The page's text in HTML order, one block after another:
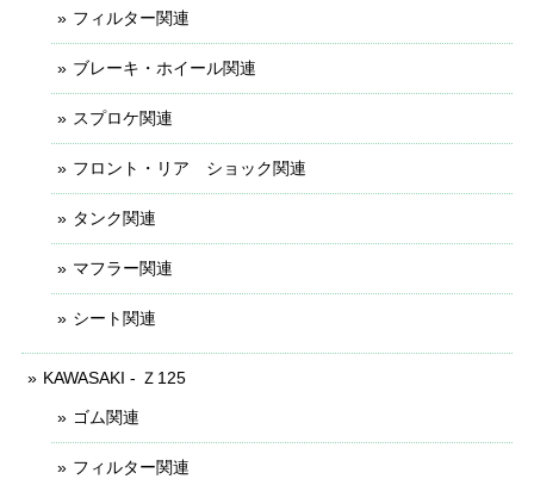
フィルター関連
ブレーキ・ホイール関連
スプロケ関連
フロント・リア ショック関連
タンク関連
マフラー関連
シート関連
KAWASAKI - Ｚ125
ゴム関連
フィルター関連